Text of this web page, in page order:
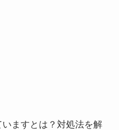
ますとは？対処法を解